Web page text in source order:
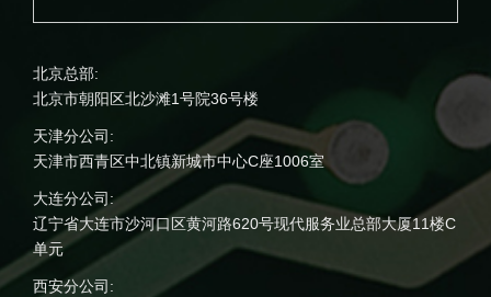
北京总部:
北京市朝阳区北沙滩1号院36号楼
天津分公司:
天津市西青区中北镇新城市中心C座1006室
大连分公司:
辽宁省大连市沙河口区黄河路620号现代服务业总部大厦11楼C
单元
西安分公司: